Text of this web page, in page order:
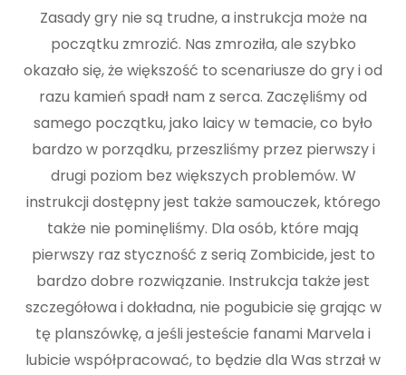
Zasady gry nie są trudne, a instrukcja może na
początku zmrozić. Nas zmroziła, ale szybko
okazało się, że większość to scenariusze do gry i od
razu kamień spadł nam z serca. Zaczęliśmy od
samego początku, jako laicy w temacie, co było
bardzo w porządku, przeszliśmy przez pierwszy i
drugi poziom bez większych problemów. W
instrukcji dostępny jest także samouczek, którego
także nie pominęliśmy. Dla osób, które mają
pierwszy raz styczność z serią Zombicide, jest to
bardzo dobre rozwiązanie. Instrukcja także jest
szczegółowa i dokładna, nie pogubicie się grając w
tę planszówkę, a jeśli jesteście fanami Marvela i
lubicie współpracować, to będzie dla Was strzał w